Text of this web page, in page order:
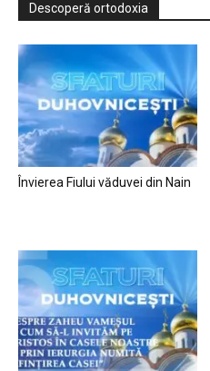
Descoperă ortodoxia
Învierea Fiului văduvei din Nain